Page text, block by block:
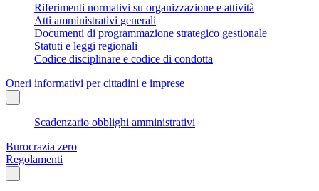
Riferimenti normativi su organizzazione e attività
Atti amministrativi generali
Documenti di programmazione strategico gestionale
Statuti e leggi regionali
Codice disciplinare e codice di condotta
Oneri informativi per cittadini e imprese
Scadenzario obblighi amministrativi
Burocrazia zero
Regolamenti